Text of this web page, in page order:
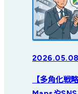
2026.05.08
【多角化